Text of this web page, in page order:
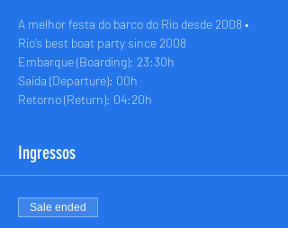
A melhor festa do barco do Rio desde 2008 •
Rio’s best boat party since 2008
Embarque (Boarding): 23:30h
Saida (Departure): 00h
Retorno (Return): 04:20h
Ingressos
Sale ended